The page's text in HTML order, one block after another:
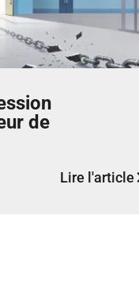
de
Lire l'article